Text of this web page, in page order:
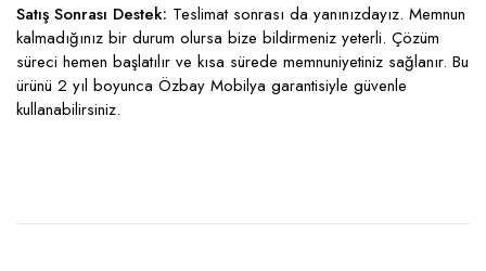
Satış Sonrası Destek: Teslimat sonrası da yanınızdayız. Memnun
kalmadığınız bir durum olursa bize bildirmeniz yeterli. Çözüm
süreci hemen başlatılır ve kısa sürede memnuniyetiniz sağlanır. Bu
ürünü 2 yıl boyunca Özbay Mobilya garantisiyle güvenle
kullanabilirsiniz.